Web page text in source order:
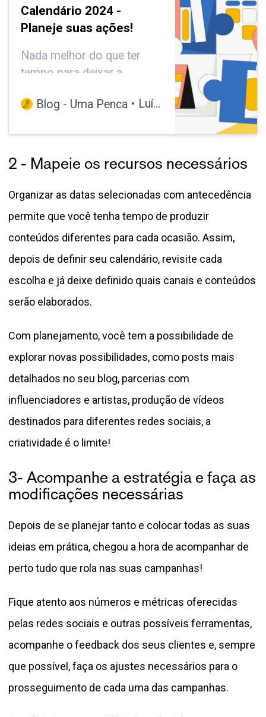
Calendário 2024 -
Planeje suas ações!
Nada melhor do que ter
tempo para deixar a
escolha as datas e
neste ano e comece a
planejar ;)
Blog - Uma Penca Luísa Colen
2 - Mapeie os recursos necessários
Organizar as datas selecionadas com antecedência
permite que você tenha tempo de produzir
conteúdos diferentes para cada ocasião. Assim,
depois de definir seu calendário, revisite cada
escolha e já deixe definido quais canais e conteúdos
serão elaborados.
Com planejamento, você tem a possibilidade de
explorar novas possibilidades, como posts mais
detalhados no seu blog, parcerias com
influenciadores e artistas, produção de vídeos
destinados para diferentes redes sociais, a
criatividade é o limite!
3- Acompanhe a estratégia e faça as
modificações necessárias
Depois de se planejar tanto e colocar todas as suas
ideias em prática, chegou a hora de acompanhar de
perto tudo que rola nas suas campanhas!
Fique atento aos números e métricas oferecidas
pelas redes sociais e outras possíveis ferramentas,
acompanhe o feedback dos seus clientes e, sempre
que possível, faça os ajustes necessários para o
prosseguimento de cada uma das campanhas.